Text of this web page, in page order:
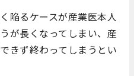
陥るケースが産業医本人
が長くなってしまい、産
きず終わってしまうとい